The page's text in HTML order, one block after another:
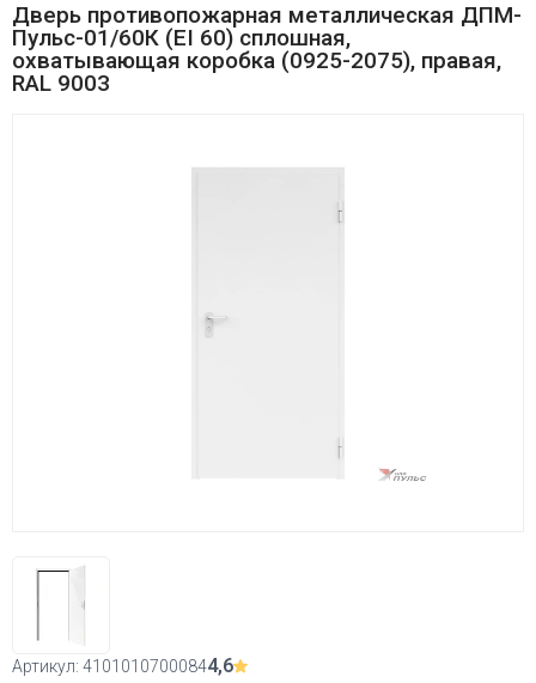
Дверь противопожарная металлическая ДПМ-
Пульс-01/60К (EI 60) сплошная,
охватывающая коробка (0925-2075), правая,
RAL 9003
Артикул: 41010107000844,6